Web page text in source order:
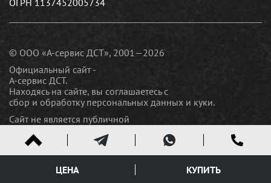
ОГРН 1137452005734
© ООО «А-сервис ДСТ», 2001—2026
Официальный сайт -
А-сервис ДСТ.
Находясь на сайте, вы соглашаетесь c
сбор и обработку персональных данных и куки.
Сайт не является публичной
Политика конфиденциальности.
Карта сайта
ЦЕНА
КУПИТЬ